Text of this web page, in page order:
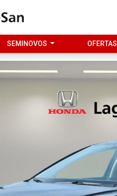
SEMINOVOS OFERTAS